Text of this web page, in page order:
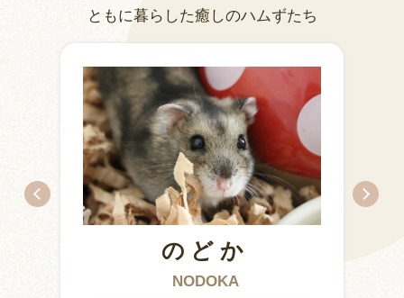
ともに暮らした癒しのハムずたち
KURIMARU
のどか
NODOKA
CHITOSE
CHATARO
IZUMO & OKUNI
ARARE
KISUKE